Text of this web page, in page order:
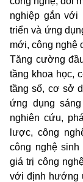
nghiệp gắn với
triển và ứng
mới, công nghệ
Tăng cường
tầng khoa học,
tầng số, cơ sở
ứng dụng
nghiên cứu,
lược, công
công nghệ
giá trị công
với định hướng